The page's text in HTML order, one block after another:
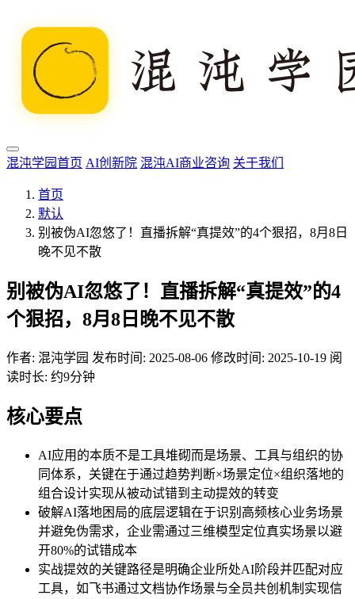
混沌学园首页 AI创新院 混沌AI商业咨询 关于我们
首页
默认
别被伪AI忽悠了！直播拆解“真提效”的4个狠招，8月8日
晚不见不散
别被伪AI忽悠了！直播拆解“真提效”的4
个狠招，8月8日晚不见不散
作者: 混沌学园 发布时间: 2025-08-06 修改时间: 2025-10-19 阅
读时长: 约9分钟
核心要点
AI应用的本质不是工具堆砌而是场景、工具与组织的协
同体系，关键在于通过趋势判断×场景定位×组织落地的
组合设计实现从被动试错到主动提效的转变
破解AI落地困局的底层逻辑在于识别高频核心业务场景
并避免伪需求，企业需通过三维模型定位真实场景以避
开80%的试错成本
实战提效的关键路径是明确企业所处AI阶段并匹配对应
工具，如飞书通过文档协作场景与全员共创机制实现信